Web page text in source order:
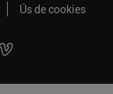
Ús de cookies